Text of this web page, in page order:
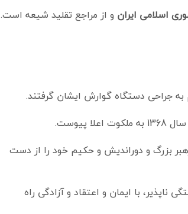
اسلامی ایران و از مراجع تقلید شیعه است.
رهبر بزرگ و دوراندیش و حکیم خود را از دست
با ایمان و اعتقاد و آزادگی راه